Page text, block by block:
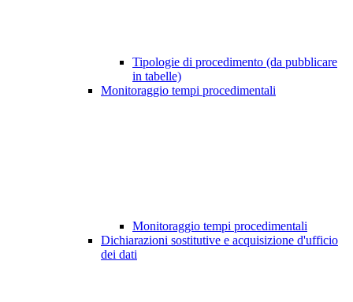
Tipologie di procedimento (da pubblicare
in tabelle)
Monitoraggio tempi procedimentali
Monitoraggio tempi procedimentali
Dichiarazioni sostitutive e acquisizione d'ufficio
dei dati